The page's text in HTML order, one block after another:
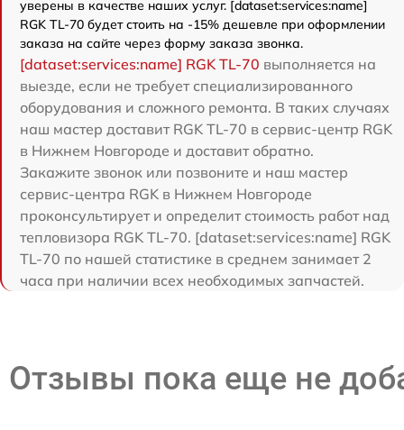
уверены в качестве наших услуг. [dataset:services:name]
RGK TL-70 будет стоить на -15% дешевле при оформлении
заказа на сайте через форму заказа звонка.
[dataset:services:name] RGK TL-70 выполняется на
выезде, если не требует специализированного
оборудования и сложного ремонта. В таких случаях
наш мастер доставит RGK TL-70 в сервис-центр RGK
в Нижнем Новгороде и доставит обратно.
Закажите звонок или позвоните и наш мастер
сервис-центра RGK в Нижнем Новгороде
проконсультирует и определит стоимость работ над
тепловизора RGK TL-70. [dataset:services:name] RGK
TL-70 по нашей статистике в среднем занимает 2
часа при наличии всех необходимых запчастей.
Отзывы пока еще не